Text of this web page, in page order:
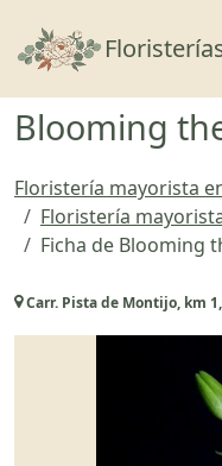
Blooming
Floristería mayorista
Floristería
Ficha de Blooming
Carr. Pista de Montijo, km